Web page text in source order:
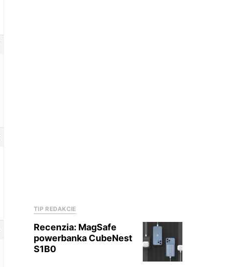
TIP REDAKCIE
Recenzia: MagSafe
powerbanka CubeNest
S1B0